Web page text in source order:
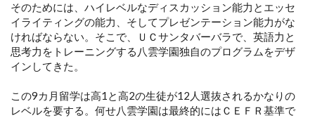
そのためには、ハイレベルなディスカッション能力とエッセ
イライティングの能力、そしてプレゼンテーション能力がな
ければならない。そこで、ＵＣサンタバーバラで、英語力と
思考力をトレーニングする八雲学園独自のプログラムをデザ
インしてきた。
この9カ月留学は高1と高2の生徒が12人選抜されるかなりの
レベルを要する。何せ八雲学園は最終的にはＣＥＦＲ基準で